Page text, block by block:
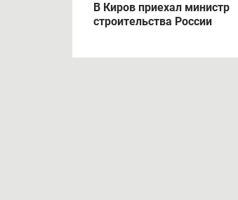
В Киров приехал министр
строительства России